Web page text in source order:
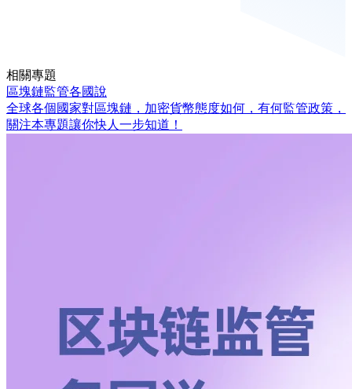
相關專題
區塊鏈監管各國說
全球各個國家對區塊鏈，加密貨幣態度如何，有何監管政策，
關注本專題讓你快人一步知道！